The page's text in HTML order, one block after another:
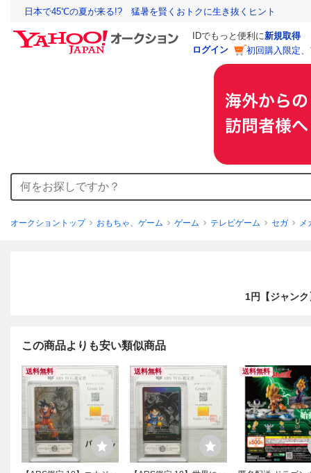
日本で45℃の夏が来る!? 猛暑を賢くおトクに生き抜くヒント
IDでもっと便利に新規取得
ログイン
初回購入限定
オークショントップ おもちゃ、ゲーム ゲーム テレビゲーム セガ メ
1円【ジャン
この商品よりも安い類似商品
送料無料 送料無料 送料無料